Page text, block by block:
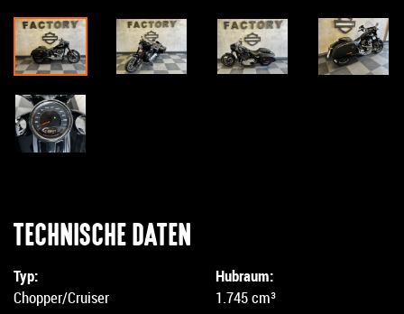
TECHNISCHE DATEN
Typ:
Chopper/Cruiser
Hubraum:
1.745 cm³